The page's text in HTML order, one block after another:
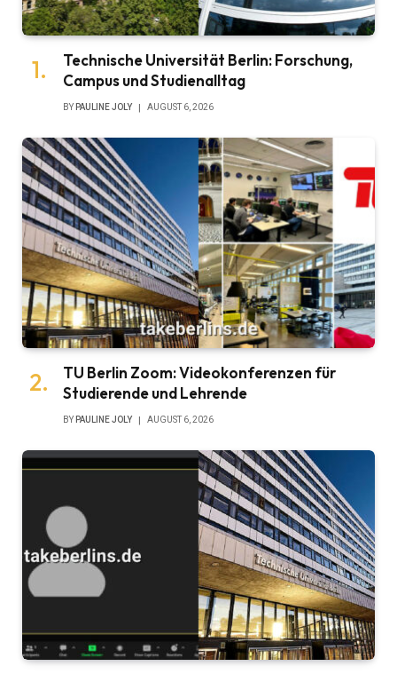
Technische Universität Berlin: Forschung,
Campus und Studienalltag
BY PAULINE JOLY AUGUST 6, 2026
TU Berlin Zoom: Videokonferenzen für
Studierende und Lehrende
BY PAULINE JOLY AUGUST 6, 2026